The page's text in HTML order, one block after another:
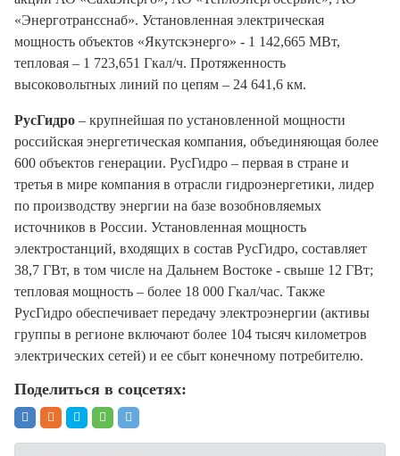
«Энерготрансснаб». Установленная электрическая
мощность объектов «Якутскэнерго» - 1 142,665 МВт,
тепловая – 1 723,651 Гкал/ч. Протяженность
высоковольтных линий по цепям – 24 641,6 км.
РусГидро – крупнейшая по установленной мощности
российская энергетическая компания, объединяющая более
600 объектов генерации. РусГидро – первая в стране и
третья в мире компания в отрасли гидроэнергетики, лидер
по производству энергии на базе возобновляемых
источников в России. Установленная мощность
электростанций, входящих в состав РусГидро, составляет
38,7 ГВт, в том числе на Дальнем Востоке - свыше 12 ГВт;
тепловая мощность – более 18 000 Гкал/час. Также
РусГидро обеспечивает передачу электроэнергии (активы
группы в регионе включают более 104 тысяч километров
электрических сетей) и ее сбыт конечному потребителю.
Поделиться в соцсетях: